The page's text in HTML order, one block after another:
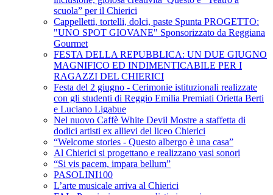
scuola” per il Chierici
Cappelletti, tortelli, dolci, paste Spunta PROGETTO:
"UNO SPOT GIOVANE" Sponsorizzato da Reggiana
Gourmet
FESTA DELLA REPUBBLICA: UN DUE GIUGNO
MAGNIFICO ED INDIMENTICABILE PER I
RAGAZZI DEL CHIERICI
Festa del 2 giugno - Cerimonie istituzionali realizzate
con gli studenti di Reggio Emilia Premiati Orietta Berti
e Luciano Ligabue
Nel nuovo Caffè White Devil Mostre a staffetta di
dodici artisti ex allievi del liceo Chierici
“Welcome stories - Questo albergo è una casa”
Al Chierici si progettano e realizzano vasi sonori
“Si vis pacem, impara bellum”
PASOLINI100
L’arte musicale arriva al Chierici